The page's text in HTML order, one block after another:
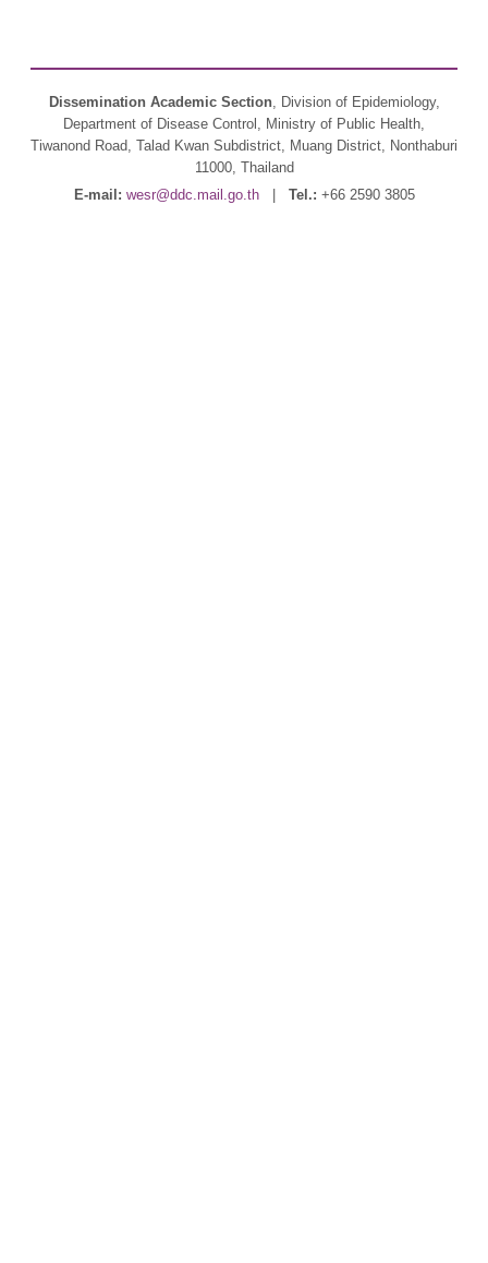
Dissemination Academic Section, Division of Epidemiology,
Department of Disease Control, Ministry of Public Health,
Tiwanond Road, Talad Kwan Subdistrict, Muang District, Nonthaburi
11000, Thailand
E-mail: wesr@ddc.mail.go.th| Tel.: +66 2590 3805